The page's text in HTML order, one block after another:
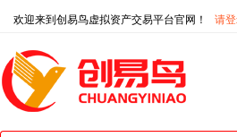
欢迎来到创易鸟虚拟资产交易平台官网！ 请